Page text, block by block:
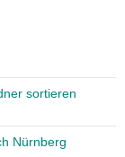
sortieren
Nürnberg